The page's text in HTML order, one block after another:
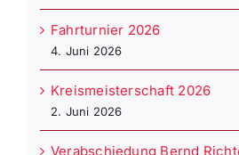
Fahrturnier 2026
4. Juni 2026
Kreismeisterschaft 2026
2. Juni 2026
Verabschiedung Bernd